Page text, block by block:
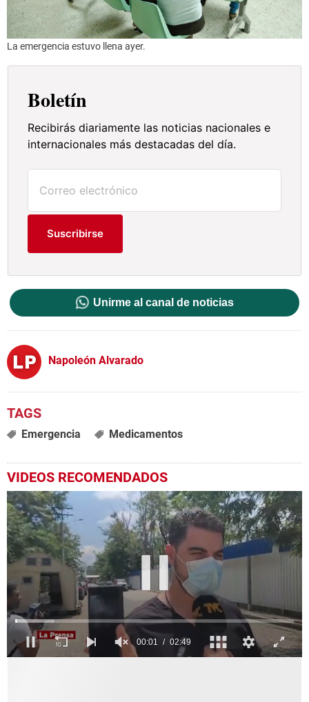
La emergencia estuvo llena ayer.
Boletín
Recibirás diariamente las noticias nacionales e
internacionales más destacadas del día.
Suscribirse
Unirme al canal de noticias
Napoleón Alvarado
Emergencia Medicamentos
VIDEOS RECOMENDADOS